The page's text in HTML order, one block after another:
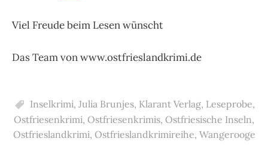
Viel Freude beim Lesen wünscht
Das Team von www.ostfrieslandkrimi.de
Inselkrimi, Julia Brunjes, Klarant Verlag, Leseprobe,
Ostfriesenkrimi, Ostfriesenkrimis, Ostfriesische Inseln,
Ostfrieslandkrimi, Ostfrieslandkrimireihe, Wangerooge